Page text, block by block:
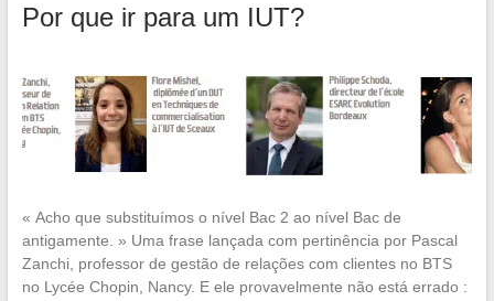
Por que ir para um IUT?
« Acho que substituímos o nível Bac 2 ao nível Bac de
antigamente. » Uma frase lançada com pertinência por Pascal
Zanchi, professor de gestão de relações com clientes no BTS
no Lycée Chopin, Nancy. E ele provavelmente não está errado :